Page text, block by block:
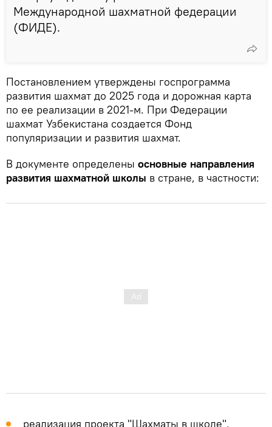
Международной шахматной федерации
(ФИДЕ).
Постановлением утверждены госпрограмма
развития шахмат до 2025 года и дорожная карта
по ее реализации в 2021-м. При Федерации
шахмат Узбекистана создается Фонд
популяризации и развития шахмат.
В документе определены основные направления
развития шахматной школы в стране, в частности:
реализация проекта "Шахматы в школе",